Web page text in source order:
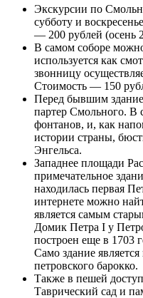
Экскурсии по
субботу и
— 200 рублей (осень
В самом соборе
используется как
звонницу
Стоимость — 150
Перед бывшим
партер Смольного. В
фонтанов, и, как
истории страны,
Энгельса.
Западнее площади
примечательное
находилась первая
интернете можно
является самым
Домик Петра I у
построен еще в 1703
Само здание
петровского барокко.
Также в пешей
Таврический сад и